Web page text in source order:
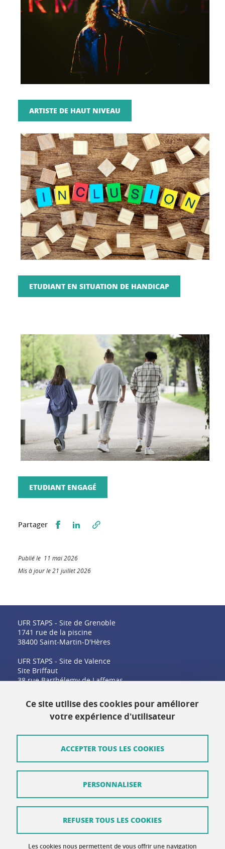
ARTISTE DE HAUT NIVEAU
ETUDIANT EN SITUATION DE HANDICAP
ETUDIANT ENGAGÉ
Partager Partager sur Facebook
Partager sur LinkedIn
Publié le 11 mai 2026
Mis à jour le 21 juillet 2026
UFR STAPS - Site de Grenoble
1741 rue de la piscine
38400 Saint-Martin-D'Hères
UFR STAPS - Site de Valence
Site Briffaut
38 rue Barthélemy de Laffemas
Crédits
Données personnelles
Gestion des cookies
Accessibilité : non conforme
Ce site utilise des cookies pour améliorer
votre expérience d'utilisateur
Les cookies nous permettent de vous offrir une navigation
ACCEPTER TOUS LES COOKIES
REFUSER TOUS LES COOKIES
PERSONNALISER